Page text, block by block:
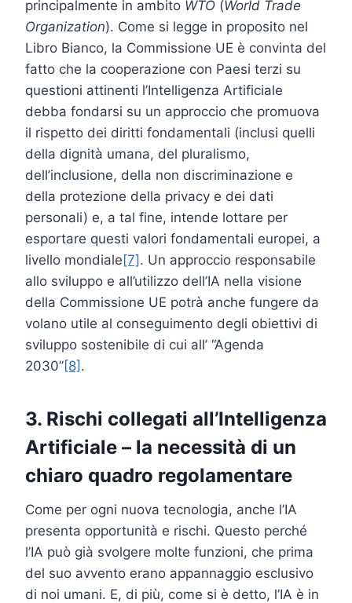
principalmente in ambito WTO (World Trade
Organization). Come si legge in proposito nel
Libro Bianco, la Commissione UE è convinta del
fatto che la cooperazione con Paesi terzi su
questioni attinenti l’Intelligenza Artificiale
debba fondarsi su un approccio che promuova
il rispetto dei diritti fondamentali (inclusi quelli
della dignità umana, del pluralismo,
dell’inclusione, della non discriminazione e
della protezione della privacy e dei dati
personali) e, a tal fine, intende lottare per
esportare questi valori fondamentali europei, a
livello mondiale[7]. Un approccio responsabile
allo sviluppo e all’utilizzo dell’IA nella visione
della Commissione UE potrà anche fungere da
volano utile al conseguimento degli obiettivi di
sviluppo sostenibile di cui all’ “Agenda
2030”[8] .
3. Rischi collegati all’Intelligenza
Artificiale – la necessità di un
chiaro quadro regolamentare
Come per ogni nuova tecnologia, anche l’IA
presenta opportunità e rischi. Questo perché
l’IA può già svolgere molte funzioni, che prima
del suo avvento erano appannaggio esclusivo
di noi umani. E, di più, come si è detto, l’IA è in